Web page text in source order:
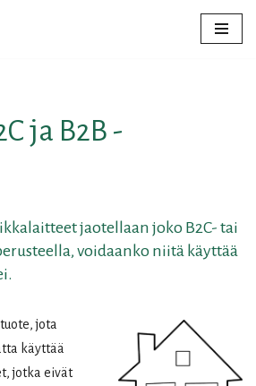
ja B2B -
jaotellaan joko B2C- tai
voidaanko niitä käyttää
jota
käyttää
jotka eivät